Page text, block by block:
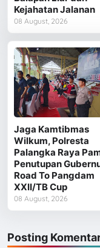
Kejahatan Jalanan
08 August, 2026
Jaga Kamtibmas
Wilkum, Polresta
Palangka Raya
Penutupan
Road To Pangdam
XXII/TB Cup
08 August, 2026
Posting